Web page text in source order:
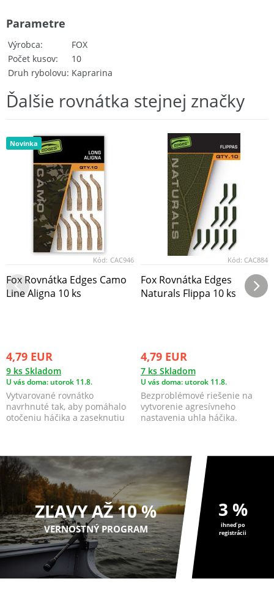
Výrobca
FOX
Počet kusov
10
Druh rybolovu Kaprarina
Parametre
Ďalšie rovnátka stejnej značky
Novinka
Kód: CAC946
Fox Rovnátka Edges Camo
Line Aligna 10 ks
4,79 EUR
9 ks Skladom
U vás doma: utorok 11.8.
Vytvarované rovnátko
navrhnuté tak, aby pomáhalo
otočeniu háčika a zaseknutiu
Kód: CAC884
Fox Rovnátka Edges
Naturals Flippa 10 ks
4,79 EUR
7 ks Skladom
U vás doma: utorok 11.8.
Bezproblémové riešenie na
vytvorenie agresívneho
nastavenia uhla háčika.
ZĽAVY AŽ 10 %
VERNOSTNÝ PROGRAM
3 %
ihneď po
registrácii